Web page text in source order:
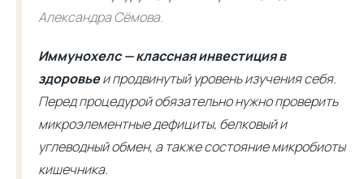
Александра Сёмова.
Иммунохелс — классная инвестиция в
здоровьеи продвинутый уровень изучения себя.
Перед процедурой обязательно нужно проверить
микроэлементные дефициты, белковый и
углеводный обмен, а также состояние микробиоты
кишечника.